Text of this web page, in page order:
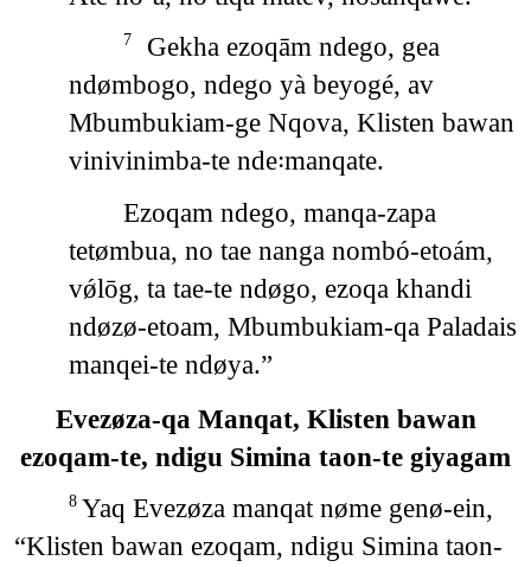
7
Gekha ezoqām ndego, gea
ndømbogo, ndego yà beyogé, av
Mbumbukiam-ge Nqova, Klisten bawan
vinivinimba-te nde꞉manqate.
Ezoqam ndego, manqa-zapa
tetømbua, no tae nanga nombó-etoám,
vǿlōg, ta tae-te ndøgo, ezoqa khandi
ndøzø-etoam, Mbumbukiam-qa Paladais
manqei-te ndøya.”
Evezøza-qa Manqat, Klisten bawan
ezoqam-te, ndigu Simina taon-te giyagam
8 Yaq Evezøza manqat nøme genø-ein,
“Klisten bawan ezoqam, ndigu Simina taon-